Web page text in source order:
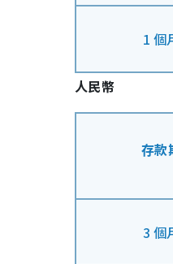
1 個
人民幣
存款
3 個